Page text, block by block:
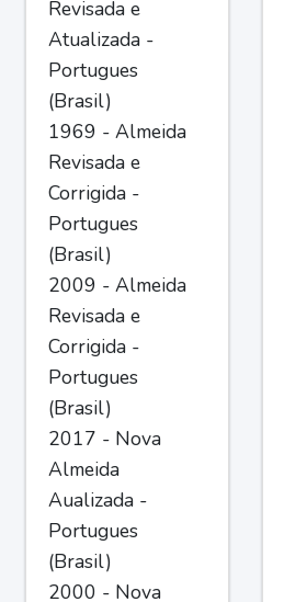
Revisada e
Atualizada -
Portugues
(Brasil)
1969 - Almeida
Revisada e
Corrigida -
Portugues
(Brasil)
2009 - Almeida
Revisada e
Corrigida -
Portugues
(Brasil)
2017 - Nova
Almeida
Aualizada -
Portugues
(Brasil)
2000 - Nova